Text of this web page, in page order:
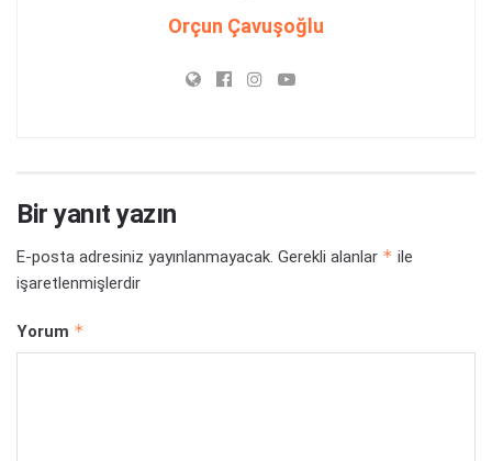
Orçun Çavuşoğlu
Bir yanıt yazın
E-posta adresiniz yayınlanmayacak. Gerekli alanlar * ile
işaretlenmişlerdir
Yorum *